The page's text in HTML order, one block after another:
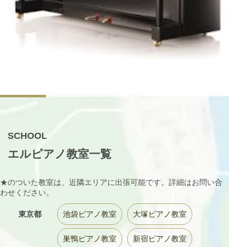
SCHOOL
エルピアノ教室一覧
★のついた教室は、近隣エリアに出張可能です。詳細はお問い合
わせください。
東京都 池袋ピアノ教室 大塚ピアノ教室
巣鴨ピアノ教室 新宿ピアノ教室